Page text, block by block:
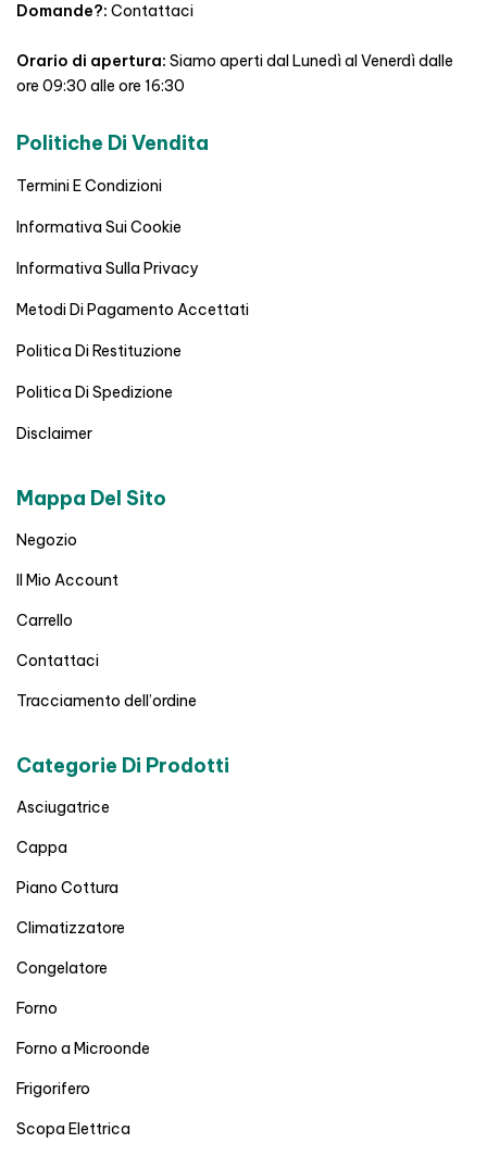
Domande?: Contattaci
Orario di apertura: Siamo aperti dal Lunedì al Venerdì dalle
ore 09:30 alle ore 16:30
Politiche Di Vendita
Termini E Condizioni
Informativa Sui Cookie
Informativa Sulla Privacy
Metodi Di Pagamento Accettati
Politica Di Restituzione
Politica Di Spedizione
Disclaimer
Mappa Del Sito
Negozio
Il Mio Account
Carrello
Contattaci
Tracciamento dell’ordine
Categorie Di Prodotti
Asciugatrice
Cappa
Piano Cottura
Climatizzatore
Congelatore
Forno
Forno a Microonde
Frigorifero
Scopa Elettrica